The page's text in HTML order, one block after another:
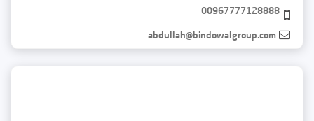
00967777128888
abdullah@bindowalgroup.com